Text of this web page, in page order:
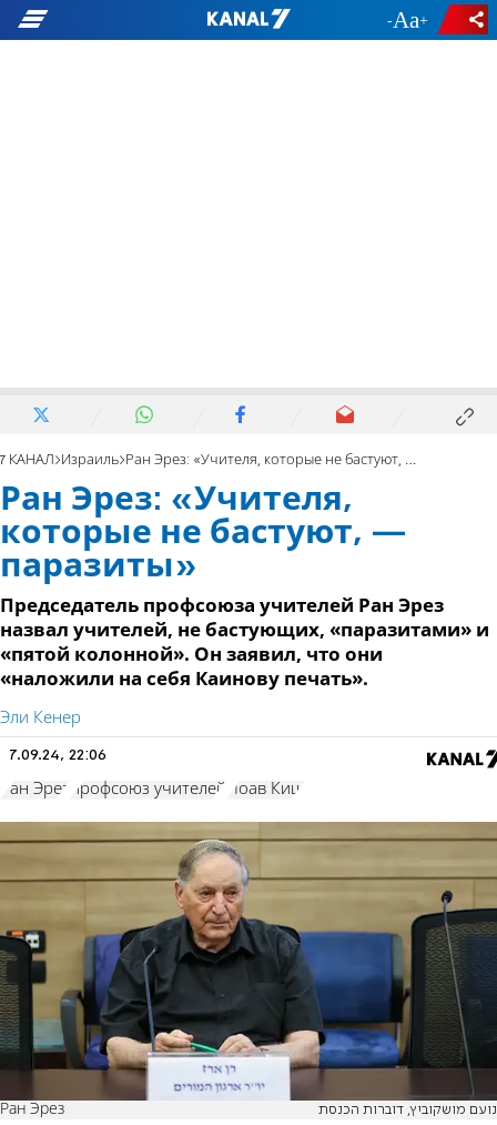
- +
7 КАНАЛ Израиль Ран Эрез: «Учителя, которые не бастуют, — паразиты»
Ран Эрез: «Учителя,
которые не бастуют, —
паразиты»
Председатель профсоюза учителей Ран Эрез
назвал учителей, не бастующих, «паразитами» и
«пятой колонной». Он заявил, что они
«наложили на себя Каинову печать».
Эли Кенер
7.09.24, 22:06
Ран Эрез профсоюз учителей Йоав Киш
Ран Эрез נועם מושקוביץ, דוברות הכנסת